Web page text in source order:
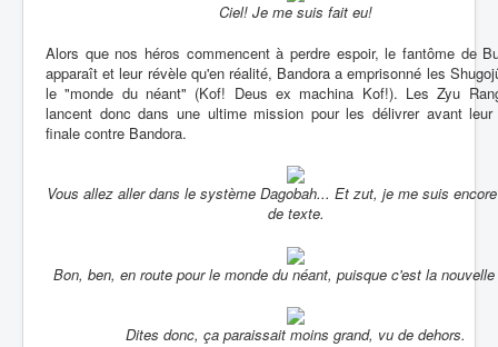
Ciel! Je me suis fait eu!
Alors que nos héros commencent à perdre espoir, le fantôme de
apparaît et leur révèle qu'en réalité, Bandora a emprisonné les
le "monde du néant" (Kof! Deus ex machina Kof!). Les Zyu
lancent donc dans une ultime mission pour les délivrer avant leur
finale contre Bandora.
Vous allez aller dans le système Dagobah... Et zut, je me suis
de texte.
Bon, ben, en route pour le monde du néant, puisque c'est la
Dites donc, ça paraissait moins grand, vu de dehors.